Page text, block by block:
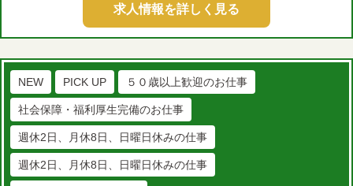
求人情報を詳しく見る
NEW PICK UP ５０歳以上歓迎のお仕事
社会保障・福利厚生完備のお仕事
週休2日、月休8日、日曜日休みの仕事
週休2日、月休8日、日曜日休みの仕事